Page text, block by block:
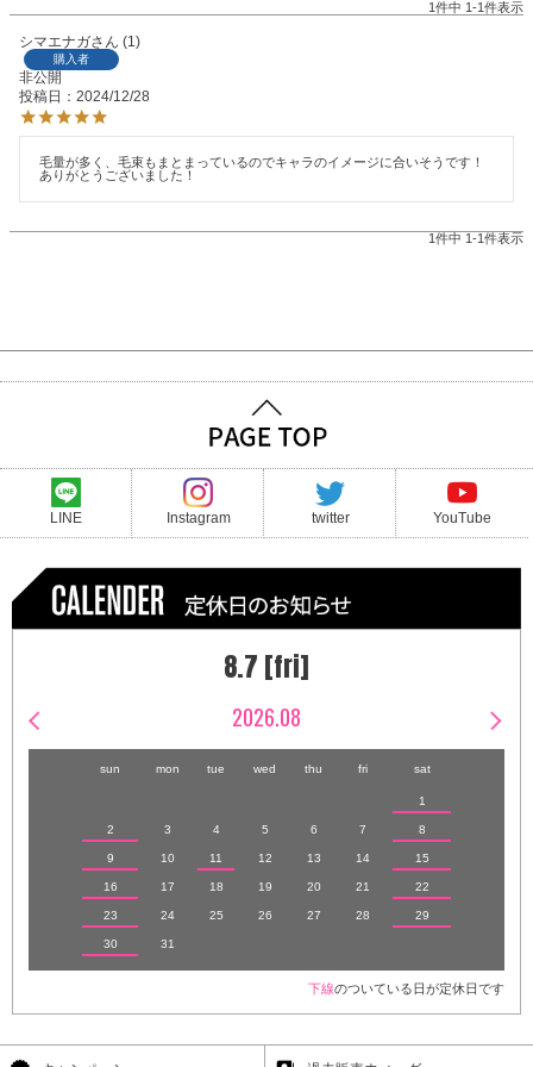
1 件中 1 -1 件表示
シマエナガ 1
購入者
非公開
投稿日
2024/12/28
毛量が多く、毛束もまとまっているのでキャラのイメージに合いそうです！
ありがとうございました！
1 件中 1 -1 件表示
LINE Instagram twitter YouTube
8.7 [fri]
2026.08
sun mon tue wed thu fri sat
1
2 3 4 5 6 7 8
9 10 11 12 13 14 15
16 17 18 19 20 21 22
23 24 25 26 27 28 29
30 31
下線のついている日が定休日です